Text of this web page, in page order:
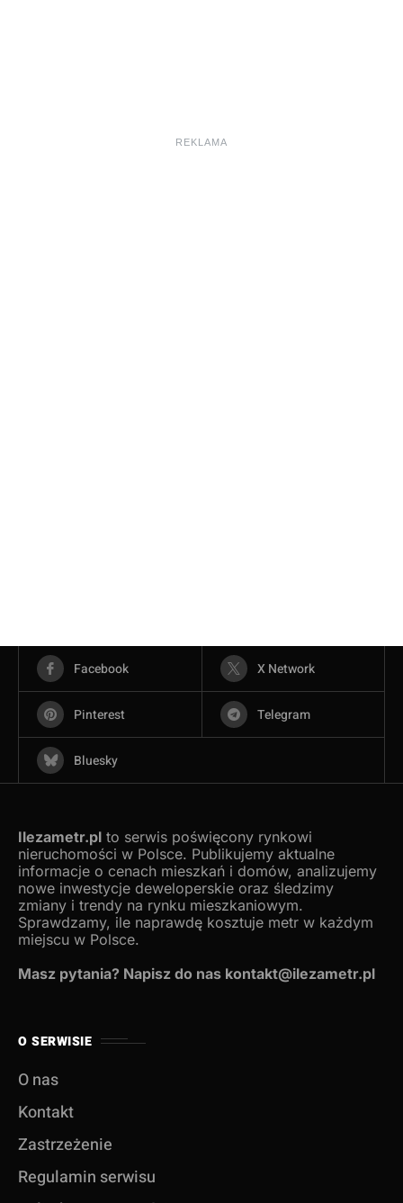
REKLAMA
Facebook X Network
Pinterest Telegram
Bluesky
Ilezametr.pl to serwis poświęcony rynkowi
nieruchomości w Polsce. Publikujemy aktualne
informacje o cenach mieszkań i domów, analizujemy
nowe inwestycje deweloperskie oraz śledzimy
zmiany i trendy na rynku mieszkaniowym.
Sprawdzamy, ile naprawdę kosztuje metr w każdym
miejscu w Polsce.
Masz pytania? Napisz do nas kontakt@ilezametr.pl
O SERWISIE
O nas
Kontakt
Zastrzeżenie
Regulamin serwisu